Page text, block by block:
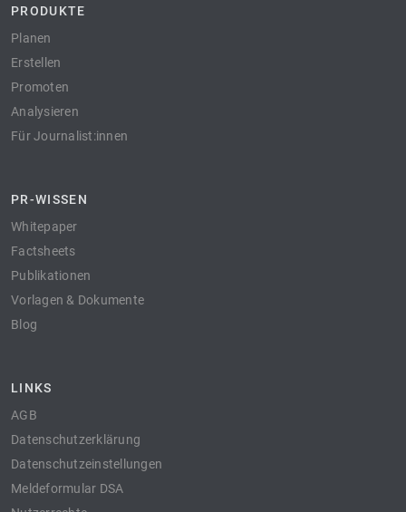
PRODUKTE
Planen
Erstellen
Promoten
Analysieren
Für Journalist:innen
PR-WISSEN
Whitepaper
Factsheets
Publikationen
Vorlagen & Dokumente
Blog
LINKS
AGB
Datenschutzerklärung
Datenschutzeinstellungen
Meldeformular DSA